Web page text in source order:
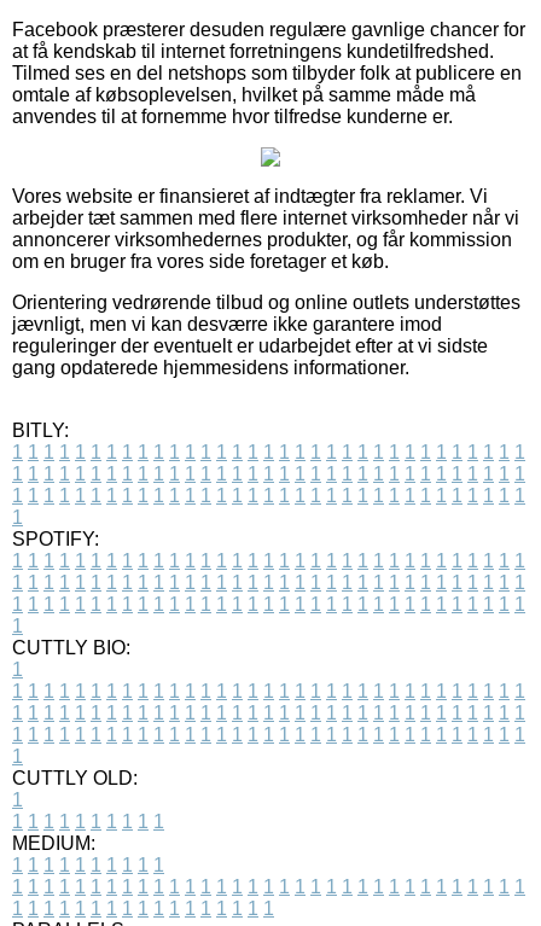
Facebook præsterer desuden regulære gavnlige chancer for
at få kendskab til internet forretningens kundetilfredshed.
Tilmed ses en del netshops som tilbyder folk at publicere en
omtale af købsoplevelsen, hvilket på samme måde må
anvendes til at fornemme hvor tilfredse kunderne er.
Vores website er finansieret af indtægter fra reklamer. Vi
arbejder tæt sammen med flere internet virksomheder når vi
annoncerer virksomhedernes produkter, og får kommission
om en bruger fra vores side foretager et køb.
Orientering vedrørende tilbud og online outlets understøttes
jævnligt, men vi kan desværre ikke garantere imod
reguleringer der eventuelt er udarbejdet efter at vi sidste
gang opdaterede hjemmesidens informationer.
BITLY:
1 1 1 1 1 1 1 1 1 1 1 1 1 1 1 1 1 1 1 1 1 1 1 1 1 1 1 1 1 1 1 1 1
1 1 1 1 1 1 1 1 1 1 1 1 1 1 1 1 1 1 1 1 1 1 1 1 1 1 1 1 1 1 1 1 1
1 1 1 1 1 1 1 1 1 1 1 1 1 1 1 1 1 1 1 1 1 1 1 1 1 1 1 1 1 1 1 1 1
1
SPOTIFY:
1 1 1 1 1 1 1 1 1 1 1 1 1 1 1 1 1 1 1 1 1 1 1 1 1 1 1 1 1 1 1 1 1
1 1 1 1 1 1 1 1 1 1 1 1 1 1 1 1 1 1 1 1 1 1 1 1 1 1 1 1 1 1 1 1 1
1 1 1 1 1 1 1 1 1 1 1 1 1 1 1 1 1 1 1 1 1 1 1 1 1 1 1 1 1 1 1 1 1
1
CUTTLY BIO:
1
1 1 1 1 1 1 1 1 1 1 1 1 1 1 1 1 1 1 1 1 1 1 1 1 1 1 1 1 1 1 1 1 1
1 1 1 1 1 1 1 1 1 1 1 1 1 1 1 1 1 1 1 1 1 1 1 1 1 1 1 1 1 1 1 1 1
1 1 1 1 1 1 1 1 1 1 1 1 1 1 1 1 1 1 1 1 1 1 1 1 1 1 1 1 1 1 1 1 1
1
CUTTLY OLD:
1
1 1 1 1 1 1 1 1 1 1
MEDIUM:
1 1 1 1 1 1 1 1 1 1
1 1 1 1 1 1 1 1 1 1 1 1 1 1 1 1 1 1 1 1 1 1 1 1 1 1 1 1 1 1 1 1 1
1 1 1 1 1 1 1 1 1 1 1 1 1 1 1 1 1